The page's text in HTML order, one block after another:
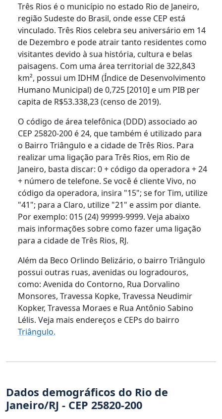
Três Rios é o município no estado Rio de Janeiro,
região Sudeste do Brasil, onde esse CEP está
vinculado. Três Rios celebra seu aniversário em 14
de Dezembro e pode atrair tanto residentes como
visitantes devido à sua história, cultura e belas
paisagens. Com uma área territorial de 322,843
km², possui um IDHM (Índice de Desenvolvimento
Humano Municipal) de 0,725 [2010] e um PIB per
capita de R$53.338,23 (censo de 2019).
O código de área telefônica (DDD) associado ao
CEP 25820-200 é 24, que também é utilizado para
o Bairro Triângulo e a cidade de Três Rios. Para
realizar uma ligação para Três Rios, em Rio de
Janeiro, basta discar: 0 + código da operadora + 24
+ número de telefone. Se você é cliente Vivo, no
código da operadora, insira "15"; se for Tim, utilize
"41"; para a Claro, utilize "21" e assim por diante.
Por exemplo: 015 (24) 99999-9999. Veja abaixo
mais informações sobre como fazer uma ligação
para a cidade de Três Rios, RJ.
Além da Beco Orlindo Belizário, o bairro Triângulo
possui outras ruas, avenidas ou logradouros,
como: Avenida do Contorno, Rua Dorvalino
Monsores, Travessa Kopke, Travessa Neudimir
Kopker, Travessa Moraes e Rua Antônio Sabino
Lélis. Veja mais endereços e CEPs do bairro
Triângulo.
Dados demográficos do Rio de
Janeiro/RJ - CEP 25820-200